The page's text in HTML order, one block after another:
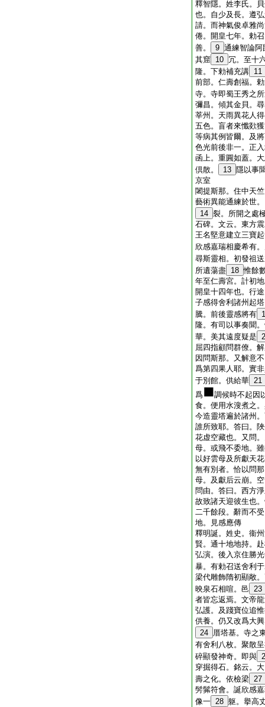
釋智隱。姓李氏。
也。自少及長。遵
請。而神氣俊卓雅
倦。開皇七年。勅
善。
9 通練智論阿
其窟 10 冗。至十
隆。下勅補充講 11
前部。仁壽創福。
寺。寺即蜀王秀之
彌昌。傾其金貝。
莘州。天雨異花人
五色。盲者來懺欻
等病其例皆爾。及
色光前後非一。正
函上。重圓如蓋。
倶散。
13 隱以事
京室
闍提斯那。住中天
藝術異能通練於世
14 裂。所開之處
石碑。文云。東方
王名堅意建立三寶
欣感嘉瑞相慶希有
尋斯靈相。初發祖
所遺蕩盡 18 惟餘
年至仁壽宮。計初
開皇十四年也。行
子感得舍利諸州起
騰。前後靈感將有
隆。有司以事奏聞
華。美其遠度疑是
屈四指顧問群僚。
因問斯那。又解意
爲第四果人耶。實
于別館。供給華 21
爲
調候時不起因
食。便用水溲煮之
今造靈塔遍於諸州
誰所致耶。答曰。
花虚空藏也。又問
母。或飛不委地。
以好雲母及所獻天
無有別者。恰以問
母。及獻后云崩。
問由。答曰。西方
故致諸天迎彼生也
二千餘段。辭而不
地。見感應傳
釋明誕。姓史。衞
賢。通十地地持。
弘演。後入京住勝
暴。有勅召送舍利
梁代雕飾隋初顯敞
映泉石相喧。邑 23
者皆忘返焉。文帝
弘護。及踐寶位追
供養。仍又改爲大
24 厝塔基。寺之
有舍利八枚。聚散
碎顯發神奇。即與
穿掘得石。銘云。
壽之化。依檢梁 27
髣髴符會。誕欣感
像一 28 躯。擧高